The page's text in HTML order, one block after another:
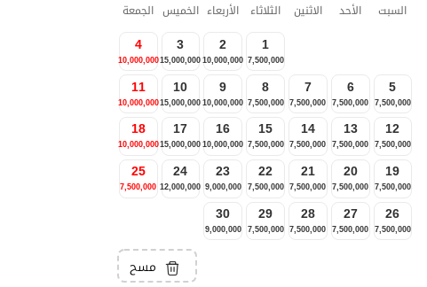
السبت الأحد الاثنين الثلاثاء الأربعاء الخميس الجمعة
1
7,500,000
2
10,000,000
3
15,000,000
4
10,000,000
5
7,500,000
6
7,500,000
7
7,500,000
8
7,500,000
9
10,000,000
10
15,000,000
11
10,000,000
12
7,500,000
13
7,500,000
14
7,500,000
15
7,500,000
16
10,000,000
17
15,000,000
18
10,000,000
19
7,500,000
20
7,500,000
21
7,500,000
22
7,500,000
23
9,000,000
24
12,000,000
25
7,500,000
26
7,500,000
27
7,500,000
28
7,500,000
29
7,500,000
30
9,000,000
مسح